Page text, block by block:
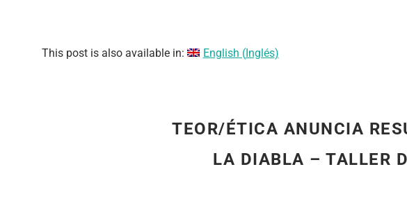
This post is also available in: English (Inglés)
TEOR/ÉTICA ANUNCIA
LA DIABLA – TALLER